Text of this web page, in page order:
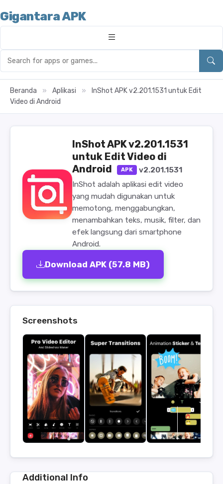
Gigantara APK
Beranda » Aplikasi »
InShot APK v2.201.1531 untuk Edit
Video di Android
InShot APK v2.201.1531
untuk Edit Video di
Android
APK
v2.201.1531
InShot adalah aplikasi edit video
yang mudah digunakan untuk
memotong, menggabungkan,
menambahkan teks, musik, filter, dan
efek langsung dari smartphone
Android.
Download APK (57.8 MB)
Screenshots
Additional Info